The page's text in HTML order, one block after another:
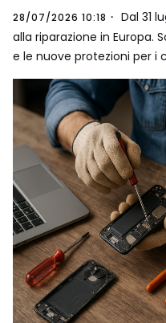
28/07/2026 10:18
Dal 31
alla riparazione in Europa.
e le nuove protezioni per i